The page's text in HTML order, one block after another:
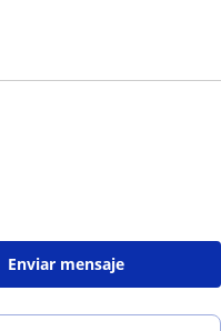
Enviar mensaje